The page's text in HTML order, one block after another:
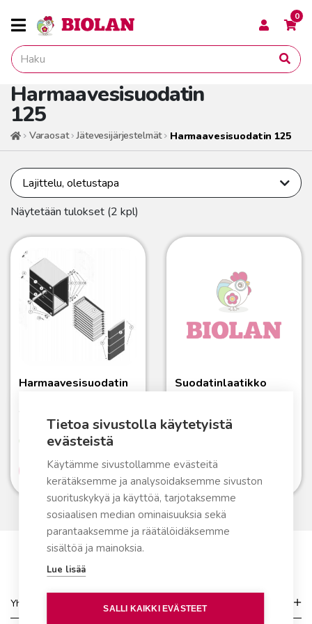
0
Harmaavesisuodatin
125
EtusivuVaraosat Jätevesijärjestelmät Harmaavesisuodatin 125
Näytetään tulokset (2 kpl)
Harmaavesisuodatin
Varastossa
Lue lisää
Suodatinlaatikko
24,20€
Lue lisää
Yhteydenotto
Tietoa sivustolla käytetyistä
evästeistä
Käytämme sivustollamme evästeitä
kerätäksemme ja analysoidaksemme sivuston
suorituskykyä ja käyttöä, tarjotaksemme
sosiaalisen median ominaisuuksia sekä
parantaaksemme ja räätälöidäksemme
sisältöä ja mainoksia.
Lue lisää
SALLI KAIKKI EVÄSTEET